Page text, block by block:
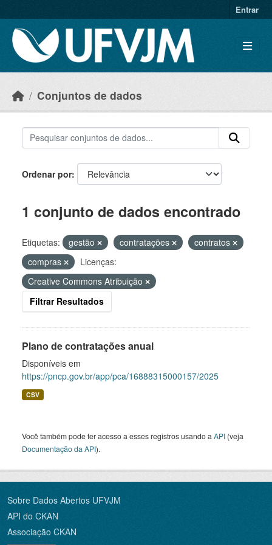
Entrar
Conjuntos de dados
Ordenar por
1 conjunto de dados encontrado
Etiquetas: gestão contratações
contratos
compras
Licenças:
Creative Commons Atribuição
Filtrar Resultados
Plano de contratações anual
Disponíveis em
https://pncp.gov.br/app/pca/16888315000157/2025
CSV
Você também pode ter acesso a esses registros usando a API (veja
Documentação da API).
Sobre Dados Abertos UFVJM
API do CKAN
Associação CKAN